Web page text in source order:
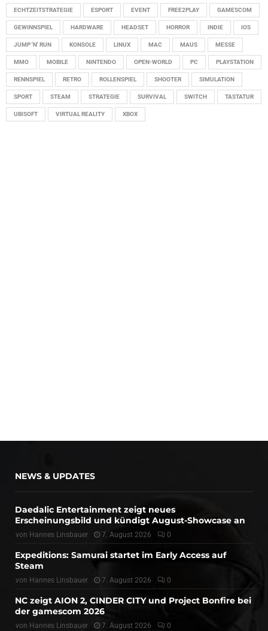
ECHTZEITSTRATEGIE ESPORT EVENT FREE2PLAY GAMESCOM
GEWINNSPIEL HARDWARE HEADSET HORROR INDIE IOS
JUMP 'N' RUN KONSOLE LINUX MAC MAUS MESSE
MMO MOBILE NINTENDO OPEN-WORLD PC PLAYSTATION
RENNSPIEL RETRO ROLLENSPIEL SHOOTER SIMULATION
SPORT STEAM STRATEGIE SURVIVAL SWITCH TASTATUR
UBISOFT VIRTUAL REALITY XBOX
NEWS & UPDATES
Daedalic Entertainment zeigt neues
Erscheinungsbild und kündigt August-Showcase an
von Hannes Linsbauer 7. August 2026 0
Expeditions: Samurai startet im Early Access auf
Steam
von Hannes Linsbauer 7. August 2026 0
NC zeigt AION 2, CINDER CITY und Project Bonfire bei
der gamescom 2026
von Hannes Linsbauer 7. August 2026 0